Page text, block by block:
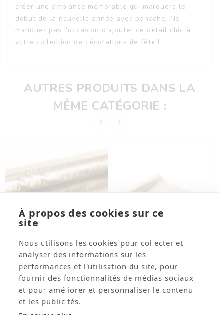
créer une ambiance mémorable qui marquera le
début de la nouvelle année avec panache. Ne
manquez pas l'occasion d'ajouter ce détail chic à
votre collection de décorations de fête !
AUTRES PRODUITS DANS LA
MÊME CATÉGORIE :
 
 
Tissu Lamé OR - Larg.
110cm (vendu Au Mètre)
Réf: ASITHAI03
12,39 € HT
Chemin De Table Sequin
Boule À Facettes En Tissu
Or 28cm X 3m
À propos des cookies sur ce
site
Nous utilisons les cookies pour collecter et
analyser des informations sur les
performances et l'utilisation du site, pour
fournir des fonctionnalités de médias sociaux
et pour améliorer et personnaliser le contenu
et les publicités.